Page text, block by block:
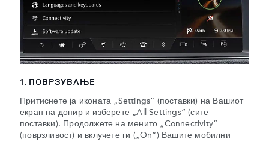
1. ПОВРЗУВАЊЕ
Притиснете ја иконата „Settings“ (поставки) на Вашиот
екран на допир и изберете „All Settings“ (сите
поставки). Продолжете на менито „Connectivity“
(поврзливост) и вклучете ги („On“) Вашите мобилни